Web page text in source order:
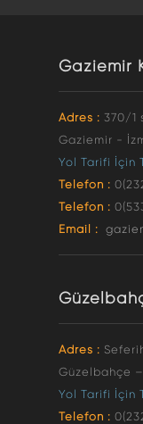
Gaziemir
Adres : 370/1
Gaziemir -
Yol Tarifi İçin
Telefon :
Telefon :
Email :
Adres :
Güzelbahçe
Yol Tarifi İçin
Telefon :